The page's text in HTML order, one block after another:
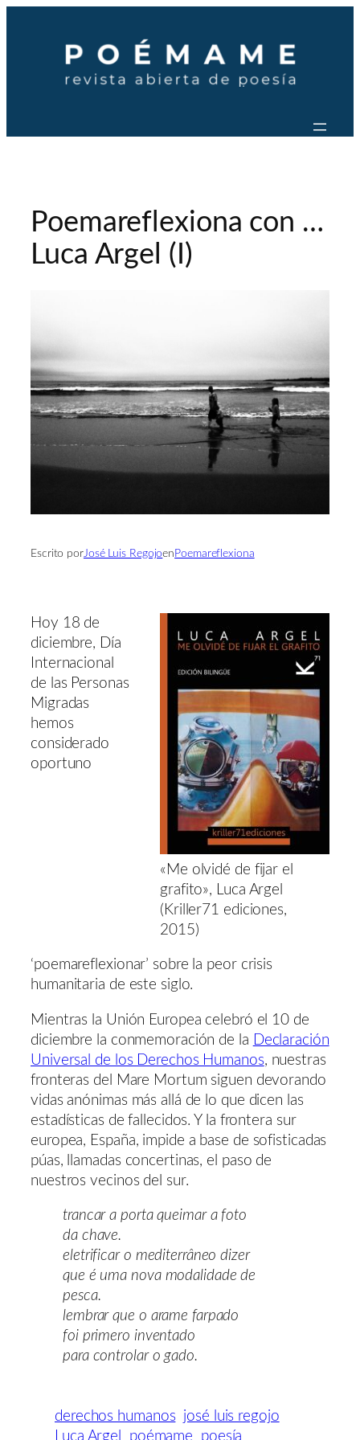
contenido
Poemareflexiona con …
Luca Argel (I)
Escrito porJosé Luis Regojoen Poemareflexiona
«Me olvidé de fijar el
grafito», Luca Argel
(Kriller71 ediciones,
2015)
Hoy 18 de
diciembre, Día
Internacional
de las Personas
Migradas
hemos
considerado
oportuno
‘poemareflexionar’ sobre la peor crisis
humanitaria de este siglo.
Mientras la Unión Europea celebró el 10 de
diciembre la conmemoración de la
Declaración
Universal de los Derechos Humanos, nuestras
fronteras del Mare Mortum siguen devorando
vidas anónimas más allá de lo que dicen las
estadísticas de fallecidos. Y la frontera sur
europea, España, impide a base de sofisticadas
púas, llamadas concertinas, el paso de
nuestros vecinos del sur.
trancar a porta queimar a foto
da chave.
eletrificar o mediterrâneo dizer
que é uma nova modalidade de
pesca.
lembrar que o arame farpado
foi primero inventado
para controlar o gado.
derechos humanos josé luis regojo
Luca Argel
poémame poesía